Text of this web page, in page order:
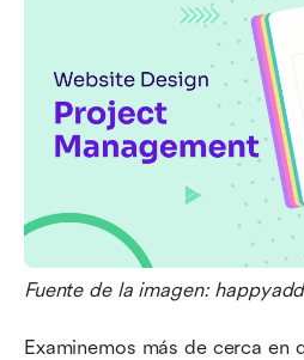
Fuente de la imagen: